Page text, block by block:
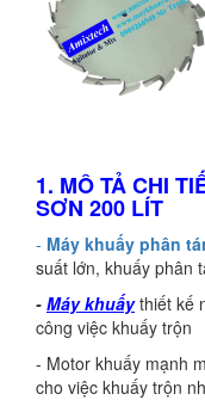
1. MÔ TẢ CHI
SƠN 200 LÍT
- Máy khuấy phân
suất lớn, khuấy phân
- Máy khuấythiết kế
công việc khuấy trộn
- Motor khuấy mạnh
cho việc khuấy trộn